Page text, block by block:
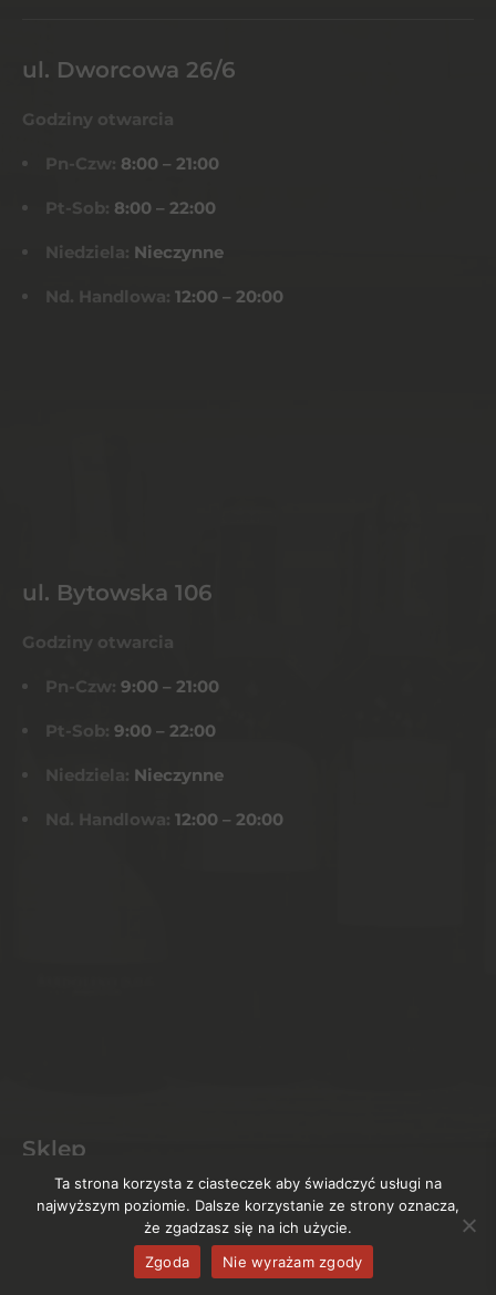
ul. Dworcowa 26/6
Godziny otwarcia
Pn-Czw: 8:00 – 21:00
Pt-Sob: 8:00 – 22:00
Niedziela: Nieczynne
Nd. Handlowa: 12:00 – 20:00
ul. Bytowska 106
Godziny otwarcia
Pn-Czw: 9:00 – 21:00
Pt-Sob: 9:00 – 22:00
Niedziela: Nieczynne
Nd. Handlowa: 12:00 – 20:00
Sklep
Kontakt
Rejestracja
Ta strona korzysta z ciasteczek aby świadczyć usługi na
najwyższym poziomie. Dalsze korzystanie ze strony oznacza,
że zgadzasz się na ich użycie.
Zgoda
Nie wyrażam zgody